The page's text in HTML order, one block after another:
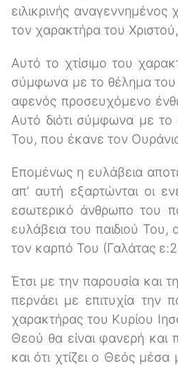
ειλικρινής
τον χαρακτήρα του
Αυτό το χτίσιμο του
σύμφωνα με το θέλημα του
αφενός προσευχόμενο
Αυτό διότι σύμφωνα με το
Του, που έκανε τον
Επομένως η ευλάβεια
απ’ αυτή εξαρτώνται οι
εσωτερικό άνθρωπο του
ευλάβεια του παιδιού Του,
τον καρπό Του (Γαλάτας
Έτσι με την παρουσία και
περνάει με επιτυχία την
χαρακτήρας του Κυρίου
Θεού θα είναι φανερή και
και ότι χτίζει ο Θεός